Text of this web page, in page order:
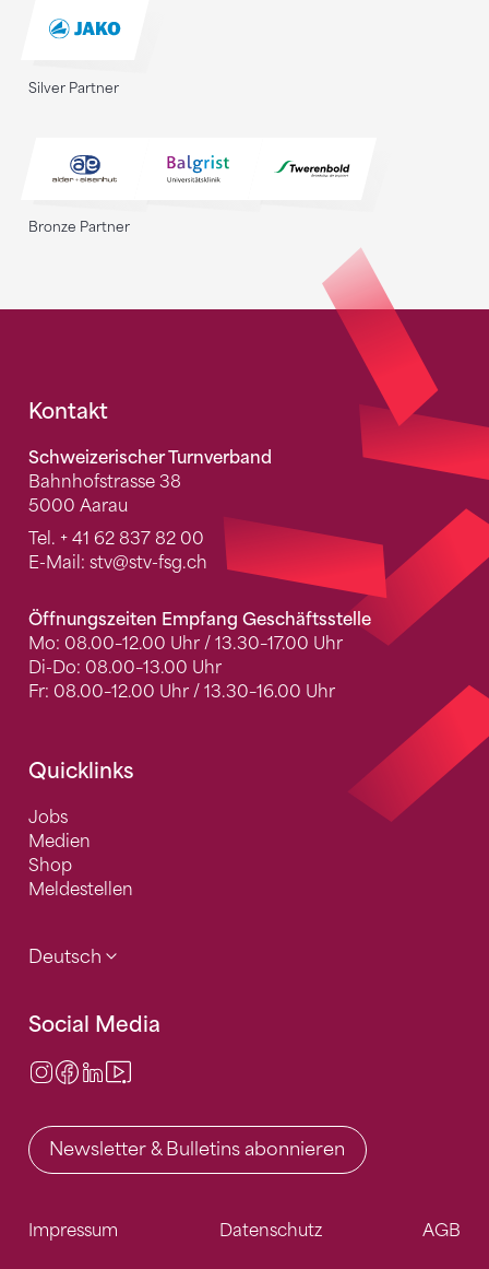
Silver Partner
Bronze Partner
Fusszeile
Kontakt
Schweizerischer Turnverband
Bahnhofstrasse 38
5000 Aarau
Tel. + 41 62 837 82 00
E-Mail: stv@stv-fsg.ch
Öffnungszeiten Empfang Geschäftsstelle
Mo: 08.00–12.00 Uhr / 13.30–17.00 Uhr
Di-Do: 08.00–13.00 Uhr
Fr: 08.00–12.00 Uhr / 13.30–16.00 Uhr
Quicklinks
Jobs
Medien
Shop
Meldestellen
Deutsch
Social Media
Instagram
Facebook
LinkedIn
Newsletter & Bulletins abonnieren
Impressum Datenschutz AGB